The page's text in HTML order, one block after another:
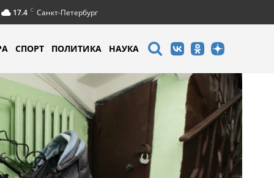
17.4 C Санкт-Петербург
СПОРТ ПОЛИТИКА НАУКА